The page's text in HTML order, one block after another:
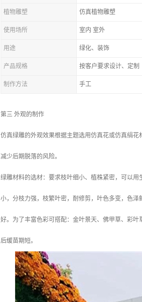
植物雕塑 仿真植物雕塑
使用场所 室内 室外
用途 绿化、装饰
产品规格 按客户要求设计、定制
制作方法 手工
第三 外观的制作
仿真绿雕的外观效果根据主题选用仿真花或仿真绢
减少后期脱落的风险。
绿雕材料的选材：要求枝叶细小、植株紧密，可以
小，分枝力强，枝繁叶密，耐修剪，叶色多变，色
好。为了丰富色彩可搭配：金叶景天、佛甲草、彩
后缓苗期短。